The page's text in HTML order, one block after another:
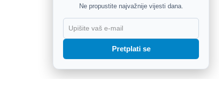
Ne propustite najvažnije vijesti dana.
Pretplati se